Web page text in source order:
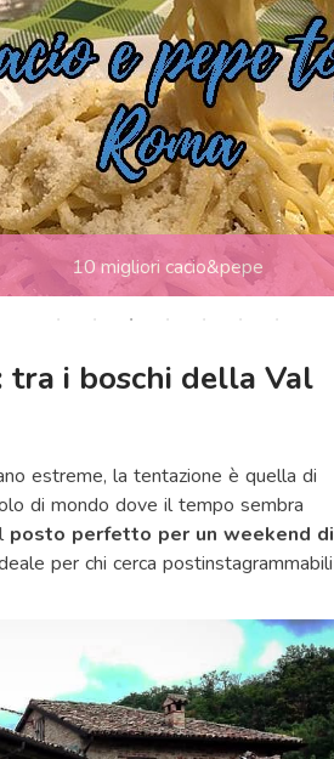
10 migliori cacio&pepe
tra i boschi della Val
estreme, la tentazione è quella di
di mondo dove il tempo sembra
posto perfetto per un weekend di
per chi cerca postinstagrammabili